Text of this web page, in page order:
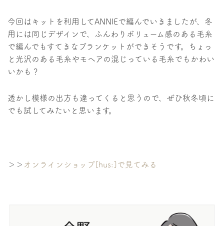
今回はキットを利用してANNIEで編んでいきましたが、冬
用には同じデザインで、ふんわりボリューム感のある毛糸
で編んでもすてきなブランケットができそうです。ちょっ
と光沢のある毛糸やモヘアの混じっている毛糸でもかわい
いかも？
透かし模様の出方も違ってくると思うので、ぜひ秋冬頃に
でも試してみたいと思います。
＞＞ オンラインショップ[hus:]で見てみる